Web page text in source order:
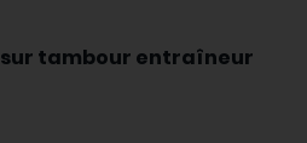
tambour entraîneur